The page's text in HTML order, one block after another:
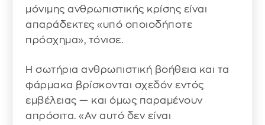
μόνιμης ανθρωπιστικής κρίσης είναι
απαράδεκτες «υπό οποιοδήποτε
πρόσχημα», τόνισε.
Η σωτήρια ανθρωπιστική βοήθεια και τα
φάρμακα βρίσκονται σχεδόν εντός
εμβέλειας — και όμως παραμένουν
απρόσιτα. «Αν αυτό δεν είναι